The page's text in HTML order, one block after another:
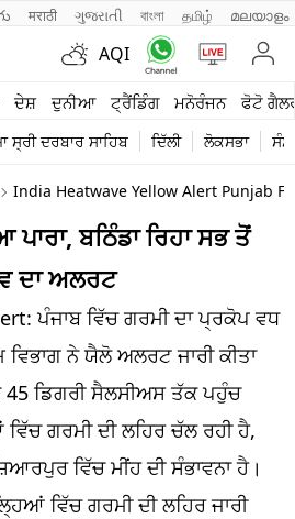
मराठी ગુજરાતી বাংলা தமிழ் മലയാളം
AQI
ਦੇਸ਼ ਦੁਨੀਆ ਟ੍ਰੈਂਡਿੰਗ ਮਨੋਰੰਜਨ ਫੋਟੋ
ਸ੍ਰੀ ਦਰਬਾਰ ਸਾਹਿਬ ਦਿੱਲੀ ਲੋਕਸਭਾ
India Heatwave Yellow Alert Punjab
ਬਠਿੰਡਾ ਰਿਹਾ ਸਭ ਤੋਂ
ਦਾ ਅਲਰਟ
ਪੰਜਾਬ ਵਿੱਚ ਗਰਮੀ ਦਾ ਪ੍ਰਕੋਪ ਵਧ
ਵਿਭਾਗ ਨੇ ਯੈਲੋ ਅਲਰਟ ਜਾਰੀ ਕੀਤਾ
45 ਡਿਗਰੀ ਸੈਲਸੀਅਸ ਤੱਕ ਪਹੁੰਚ
ਗਰਮੀ ਦੀ ਲਹਿਰ ਚੱਲ ਰਹੀ ਹੈ,
ਵਿੱਚ ਮੀਂਹ ਦੀ ਸੰਭਾਵਨਾ ਹੈ।
ਵਿੱਚ ਗਰਮੀ ਦੀ ਲਹਿਰ ਜਾਰੀ